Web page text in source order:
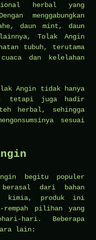
herbal yang
menggabungkan
daun mint, daun
Tolak Angin
tubuh, terutama
cuaca dan kelelahan
Angin tidak hanya
tetapi juga hadir
herbal, sehingga
sesuai
begitu populer
berasal dari bahan
kimia, produk ini
rempah pilihan yang
hari. Beberapa
lain: